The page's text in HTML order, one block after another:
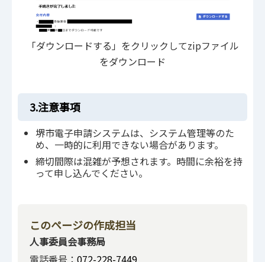
「ダウンロードする」をクリックしてzipファイル
をダウンロード
3.注意事項
堺市電子申請システムは、システム管理等のた
め、一時的に利用できない場合があります。
締切間際は混雑が予想されます。時間に余裕を持
って申し込んでください。
このページの作成担当
人事委員会事務局
電話番号： 072-228-7449